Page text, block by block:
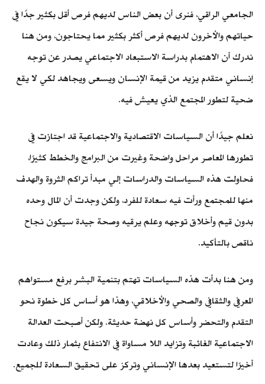
الجامعي الراقي، فنرى أن بعض الناس لديهم فرص أقل بكثير جدًا في
حياتهم والأخرون لديهم فرص أكثر بكثير مما يحتاجون، ومن هنا
ندرك أن الاهتمام بدراسة الاستبعاد الاجتماعي يصدر عن توجه
إنساني متقدم يزيد من قيمة الإنسان ويسعى ويجاهد لكي لا يقع
ضحية لتطور المجتمع الذي يعيش فيه.
نعلم جيدًا أن السياسات الاقتصادية والاجتماعية قد اجتازت في
تطورها المعاصر مراحل واضحة وغيرت من البرامج والخطط كثيرًا،
فحاولت هذه السياسات والدراسات إلي مبدأ تراكم الثروة والهدف
منها للمجتمع ورأت فيه سعادة للفرد، ولكن وجدت أن المال وحده
بدون قيم وأخلاق توجهه وعلم يرقيه وصحة جيدة سيكون نجاح
ناقص بالتأكيد.
ومن هنا بدأت هذه السياسات تهتم بتنمية البشر برفع مستواهم
المعرفي والثقافي والصحي والأخلاقي، وهذا هو أساس كل خطوة نحو
التقدم والتحضر وأساس كل نهضة حديثة. ولكن أصبحت العدالة
الاجتماعية الغائبة وتزايد اللا مساواة في الانتفاع بثمار ذلك وعادت
أخيرًا لتستعيد بعدها الإنساني وتركز على تحقيق السعادة للجميع.